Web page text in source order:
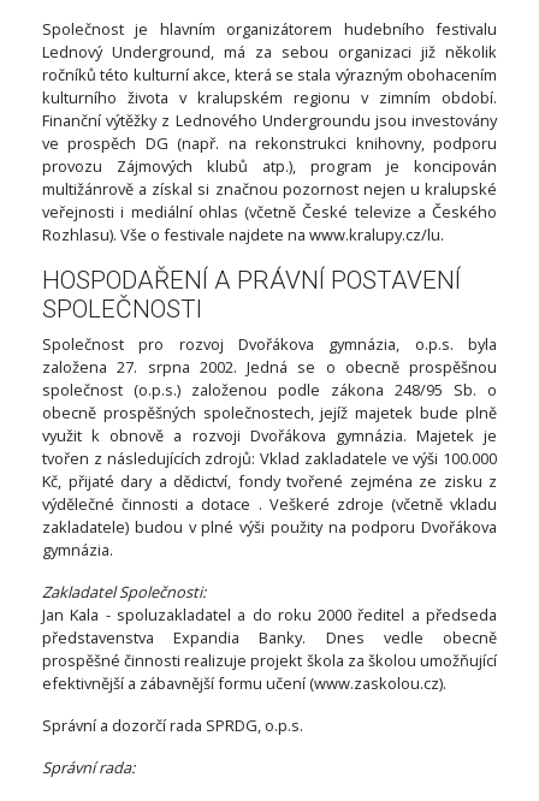
Společnost je hlavním organizátorem hudebního festivalu
Lednový Underground, má za sebou organizaci již několik
ročníků této kulturní akce, která se stala výrazným obohacením
kulturního života v kralupském regionu v zimním období.
Finanční výtěžky z Lednového Undergroundu jsou investovány
ve prospěch DG (např. na rekonstrukci knihovny, podporu
provozu Zájmových klubů atp.), program je koncipován
multižánrově a získal si značnou pozornost nejen u kralupské
veřejnosti i mediální ohlas (včetně České televize a Českého
Rozhlasu). Vše o festivale najdete na www.kralupy.cz/lu.
HOSPODAŘENÍ A PRÁVNÍ POSTAVENÍ
SPOLEČNOSTI
Společnost pro rozvoj Dvořákova gymnázia, o.p.s. byla
založena 27. srpna 2002. Jedná se o obecně prospěšnou
společnost (o.p.s.) založenou podle zákona 248/95 Sb. o
obecně prospěšných společnostech, jejíž majetek bude plně
využit k obnově a rozvoji Dvořákova gymnázia. Majetek je
tvořen z následujících zdrojů: Vklad zakladatele ve výši 100.000
Kč, přijaté dary a dědictví, fondy tvořené zejména ze zisku z
výdělečné činnosti a dotace . Veškeré zdroje (včetně vkladu
zakladatele) budou v plné výši použity na podporu Dvořákova
gymnázia.
Zakladatel Společnosti:
Jan Kala - spoluzakladatel a do roku 2000 ředitel a předseda
představenstva Expandia Banky. Dnes vedle obecně
prospěšné činnosti realizuje projekt škola za školou umožňující
efektivnější a zábavnější formu učení (www.zaskolou.cz).
Správní a dozorčí rada SPRDG, o.p.s.
Správní rada: